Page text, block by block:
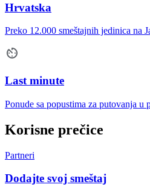
Hrvatska
Preko 12.000 smeštajnih jedinica na
Last minute
Ponude sa popustima za putovanja u
Korisne prečice
Partneri
Dodajte svoj smeštaj